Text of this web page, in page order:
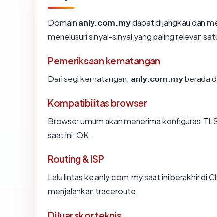
Domain anly.com.mydapat dijangkau dan
menelusuri sinyal-sinyal yang paling relevan
Pemeriksaan kematangan
Dari segi kematangan, anly.com.myberada
Kompatibilitas browser
Browser umum akan menerima konfigurasi
saat ini: OK.
Routing & ISP
Lalu lintas ke anly.com.my saat ini berakhir di
menjalankan traceroute.